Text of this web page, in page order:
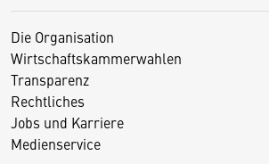
Die Organisation
Wirtschaftskammerwahlen
Transparenz
Rechtliches
Jobs und Karriere
Medienservice